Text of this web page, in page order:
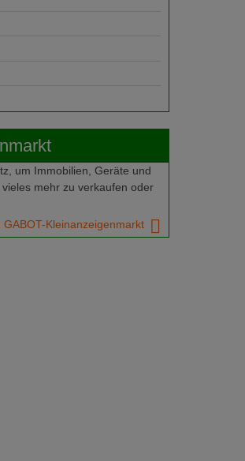
um Immobilien, Geräte und
mehr zu verkaufen oder
GABOT-Kleinanzeigenmarkt